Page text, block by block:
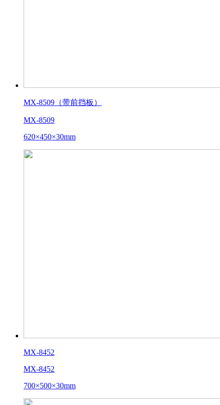
MX-8509（带前挡板）
MX-8509
620×450×30mm
MX-8452
MX-8452
700×500×30mm